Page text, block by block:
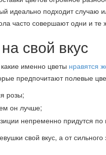
идеально подходит случаю
часто совершают одни и
свой вкус
именно цветы нравятся
предпочитают полевые
розы;
он лучше;
непременно придутся по
свой вкус, а от